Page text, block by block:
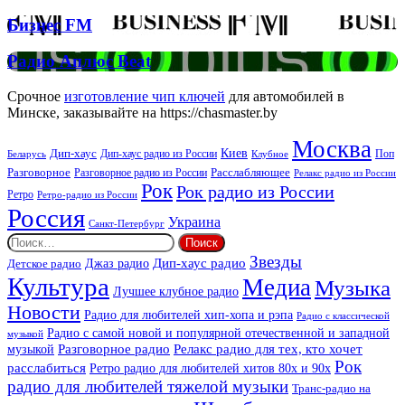
Бизнес
Бизнес FM
Радио
Аплюс
Beat
Радио Аплюс Beat
Срочное изготовление чип ключей для автомобилей в
Минске, заказывайте на https://chasmaster.by
Беларусь Дип-хаус Дип-хаус радио из России Киев Клубное Москва Поп
Разговорное Разговорное радио из России Расслабляющее Релакс радио из России
Ретро Ретро-радио из России РокРок радио из России
Россия Санкт-Петербург Украина
Найти:
Детское радио Джаз радио Дип-хаус радио Звезды
Культура Лучшее клубное радио МедиаМузыка
Новости Радио для любителей хип-хопа и рэпа Радио с классической
музыкой Радио с самой новой и популярной отечественной и западной
музыкой Разговорное радио Релакс радио для тех, кто хочет
расслабиться Ретро радио для любителей хитов 80х и 90х Рок
радио для любителей тяжелой музыки Транс-радио на